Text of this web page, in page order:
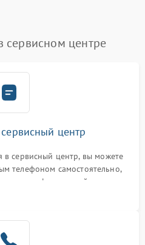
сервисном центре
центр
в сервисный центр, вы можете
телефоном самостоятельно,
телефона на сайте